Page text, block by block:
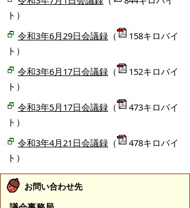
ト）
令和3年6月29日会議録 （
158キロバイ
ト）
令和3年6月17日会議録 （
152キロバイ
ト）
令和3年5月17日会議録 （
473キロバイ
ト）
令和3年4月21日会議録 （
478キロバイ
ト）
お問い合わせ先